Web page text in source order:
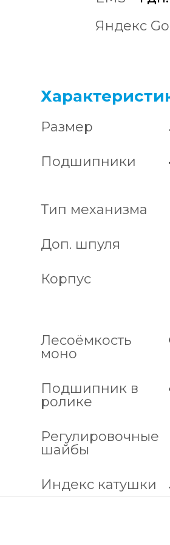
Яндекс Go
Размер
Подшипники
Тип механизма
Доп. шпуля
Корпус
Лесоёмкость
моно
Подшипник в
ролике
Регулировочные
шайбы
Индекс катушки